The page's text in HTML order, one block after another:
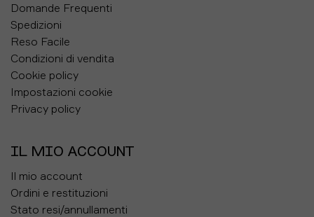
Domande Frequenti
Spedizioni
Reso Facile
Condizioni di vendita
Cookie policy
Impostazioni cookie
Privacy policy
IL MIO ACCOUNT
Il mio account
Ordini e restituzioni
Stato resi/annullamenti